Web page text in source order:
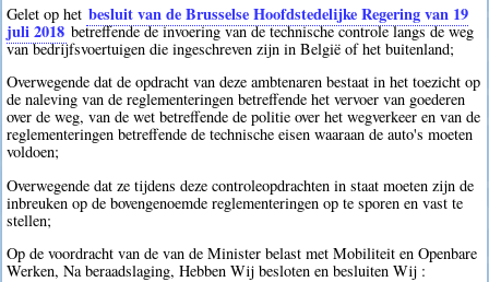
Gelet op het besluit van de Brusselse Hoofdstedelijke Regering van 19
juli 2018 betreffende de invoering van de technische controle langs de weg
van bedrijfsvoertuigen die ingeschreven zijn in België of het buitenland;
Overwegende dat de opdracht van deze ambtenaren bestaat in het toezicht op
de naleving van de reglementeringen betreffende het vervoer van goederen
over de weg, van de wet betreffende de politie over het wegverkeer en van de
reglementeringen betreffende de technische eisen waaraan de auto's moeten
voldoen;
Overwegende dat ze tijdens deze controleopdrachten in staat moeten zijn de
inbreuken op de bovengenoemde reglementeringen op te sporen en vast te
stellen;
Op de voordracht van de van de Minister belast met Mobiliteit en Openbare
Werken, Na beraadslaging, Hebben Wij besloten en besluiten Wij :